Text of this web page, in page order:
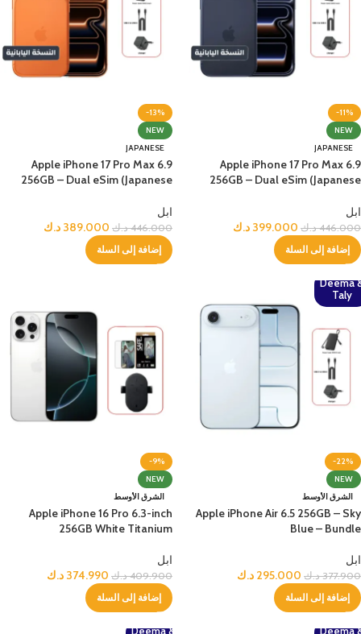
-11%
NEW
JAPANESE
Apple iPhone 17 Pro Max 6.9
256GB – Dual eSim (Japanese
ابل
446.000 د.ك 399.000 د.ك
إضافة إلى السلة
-13%
NEW
JAPANESE
Apple iPhone 17 Pro Max 6.9
256GB – Dual eSim (Japanese
Bundle
ابل
446.000 د.ك 389.000 د.ك
إضافة إلى السلة
Deema
Taly
-22%
NEW
الشرق الأوسط
Apple iPhone Air 6.5 256GB – Sky
Blue – Bundle
ابل
377.900 د.ك 295.000 د.ك
إضافة إلى السلة
-9%
NEW
الشرق الأوسط
Apple iPhone 16 Pro 6.3-inch
256GB White Titanium
ابل
409.900 د.ك 374.990 د.ك
إضافة إلى السلة
Deema
Deema &